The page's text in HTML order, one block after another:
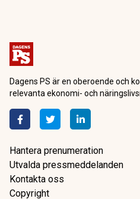
Dagens PS är en oberoende och
relevanta ekonomi- och
Hantera prenumeration
Utvalda pressmeddelanden
Kontakta oss
Copyright